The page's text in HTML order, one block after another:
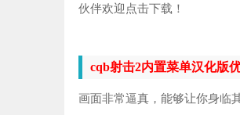
伙伴欢迎点击下载！
cqb射击2内置菜单汉化版
画面非常逼真，能够让你身临